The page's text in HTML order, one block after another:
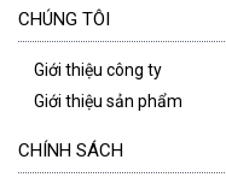
CHÚNG TÔI
Giới thiệu công ty
Giới thiệu sản phẩm
CHÍNH SÁCH